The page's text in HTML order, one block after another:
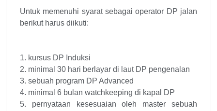
Untuk memenuhi syarat sebagai operator DP jalan
berikut harus diikuti:
1. kursus DP Induksi
2. minimal 30 hari berlayar di laut DP pengenalan
3. sebuah program DP Advanced
4. minimal 6 bulan watchkeeping di kapal DP
5. pernyataan kesesuaian oleh master sebuah